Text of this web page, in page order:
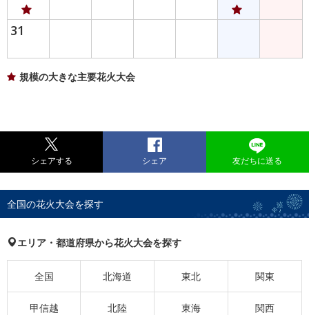
31
規模の大きな主要花火大会
シェアする シェア 友だちに送る
全国の花火大会を探す
エリア・都道府県から花火大会を探す
全国 北海道 東北 関東
甲信越 北陸 東海 関西